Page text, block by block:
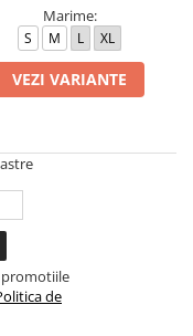
Marime:
S M L XL
VEZI VARIANTE
promotiile
de